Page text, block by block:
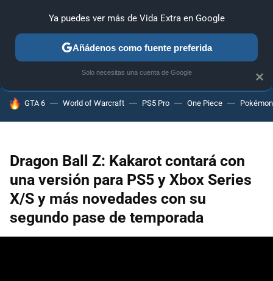
ANÁLISIS GUÍAS Y TRUCOS PC SONY NINTENDO
HOY SE HABLA DE
GTA 6 World of Warcraft PS5 Pro One Piece Pokémon
Dragon Ball Z: Kakarot contará con
una versión para PS5 y Xbox Series
X/S y más novedades con su
segundo pase de temporada
×
Ya puedes ver más de Vida Extra en Google
Añádenos como fuente preferida
Solo necesitas una cuenta de Google